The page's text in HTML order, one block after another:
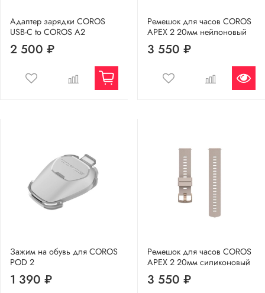
Адаптер зарядки COROS
USB-C to COROS A2
2 500 ₽
Ремешок для часов COROS
APEX 2 20мм нейлоновый
3 550 ₽
Зажим на обувь для COROS
POD 2
1 390 ₽
Ремешок для часов COROS
APEX 2 20мм силиконовый
3 550 ₽